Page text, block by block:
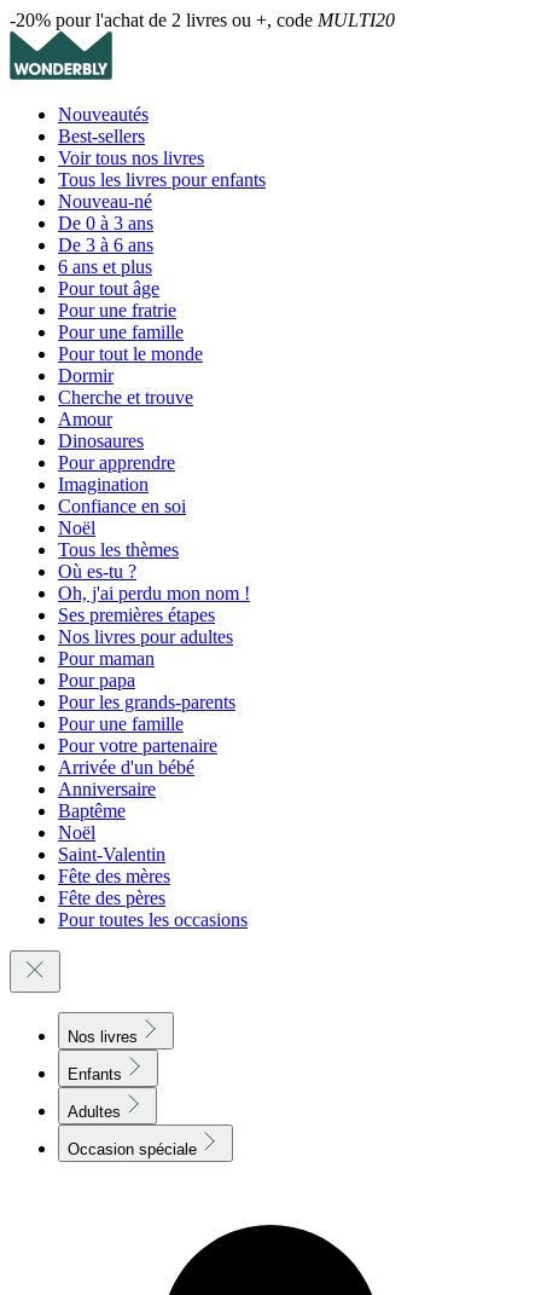
-20% pour l'achat de 2 livres ou +, code MULTI20
Nouveautés
Best-sellers
Voir tous nos livres
Tous les livres pour enfants
Nouveau-né
De 0 à 3 ans
De 3 à 6 ans
6 ans et plus
Pour tout âge
Pour une fratrie
Pour une famille
Pour tout le monde
Dormir
Cherche et trouve
Amour
Dinosaures
Pour apprendre
Imagination
Confiance en soi
Noël
Tous les thèmes
Où es-tu ?
Oh, j'ai perdu mon nom !
Ses premières étapes
Nos livres pour adultes
Pour maman
Pour papa
Pour les grands-parents
Pour une famille
Pour votre partenaire
Arrivée d'un bébé
Anniversaire
Baptême
Noël
Saint-Valentin
Fête des mères
Fête des pères
Pour toutes les occasions
Nos livres
Enfants
Adultes
Occasion spéciale